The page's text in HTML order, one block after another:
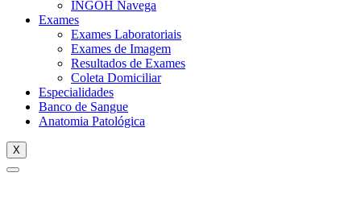
INGOH Navega
Exames
Exames Laboratoriais
Exames de Imagem
Resultados de Exames
Coleta Domiciliar
Especialidades
Banco de Sangue
Anatomia Patológica
X